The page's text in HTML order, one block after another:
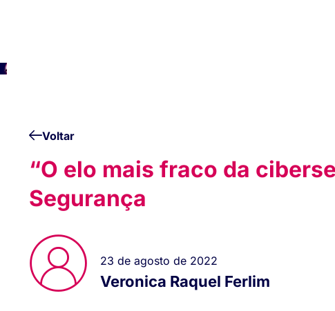
Voltar
“O elo mais fraco da
Segurança
23 de agosto de 2022
Veronica Raquel Ferlim